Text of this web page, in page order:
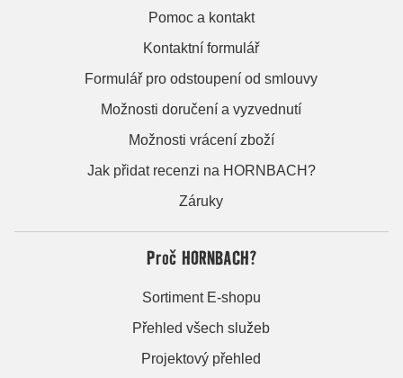
Pomoc a kontakt
Kontaktní formulář
Formulář pro odstoupení od smlouvy
Možnosti doručení a vyzvednutí
Možnosti vrácení zboží
Jak přidat recenzi na HORNBACH?
Záruky
Proč HORNBACH?
Sortiment E-shopu
Přehled všech služeb
Projektový přehled